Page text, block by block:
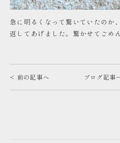
急に明るくなって驚いていたのか
返してあげました。驚かせてごめん
< 前の記事へ ブログ記事